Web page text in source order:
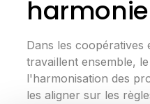
harmonie­
Dans les coopératives
travaille­nt ensemble,
l'harmonisation des
les aligne­r sur les